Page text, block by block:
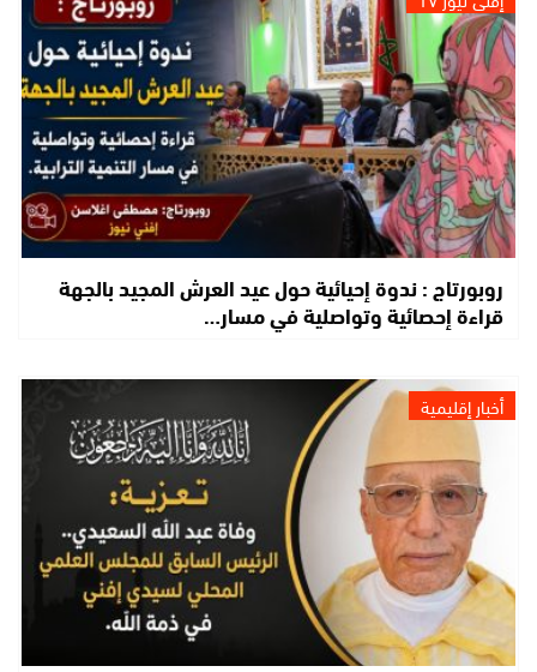
روبورتاج : ندوة إحيائية حول عيد العرش المجيد بالجهة
قراءة إحصائية وتواصلية في مسار…
أخبار إقليمية